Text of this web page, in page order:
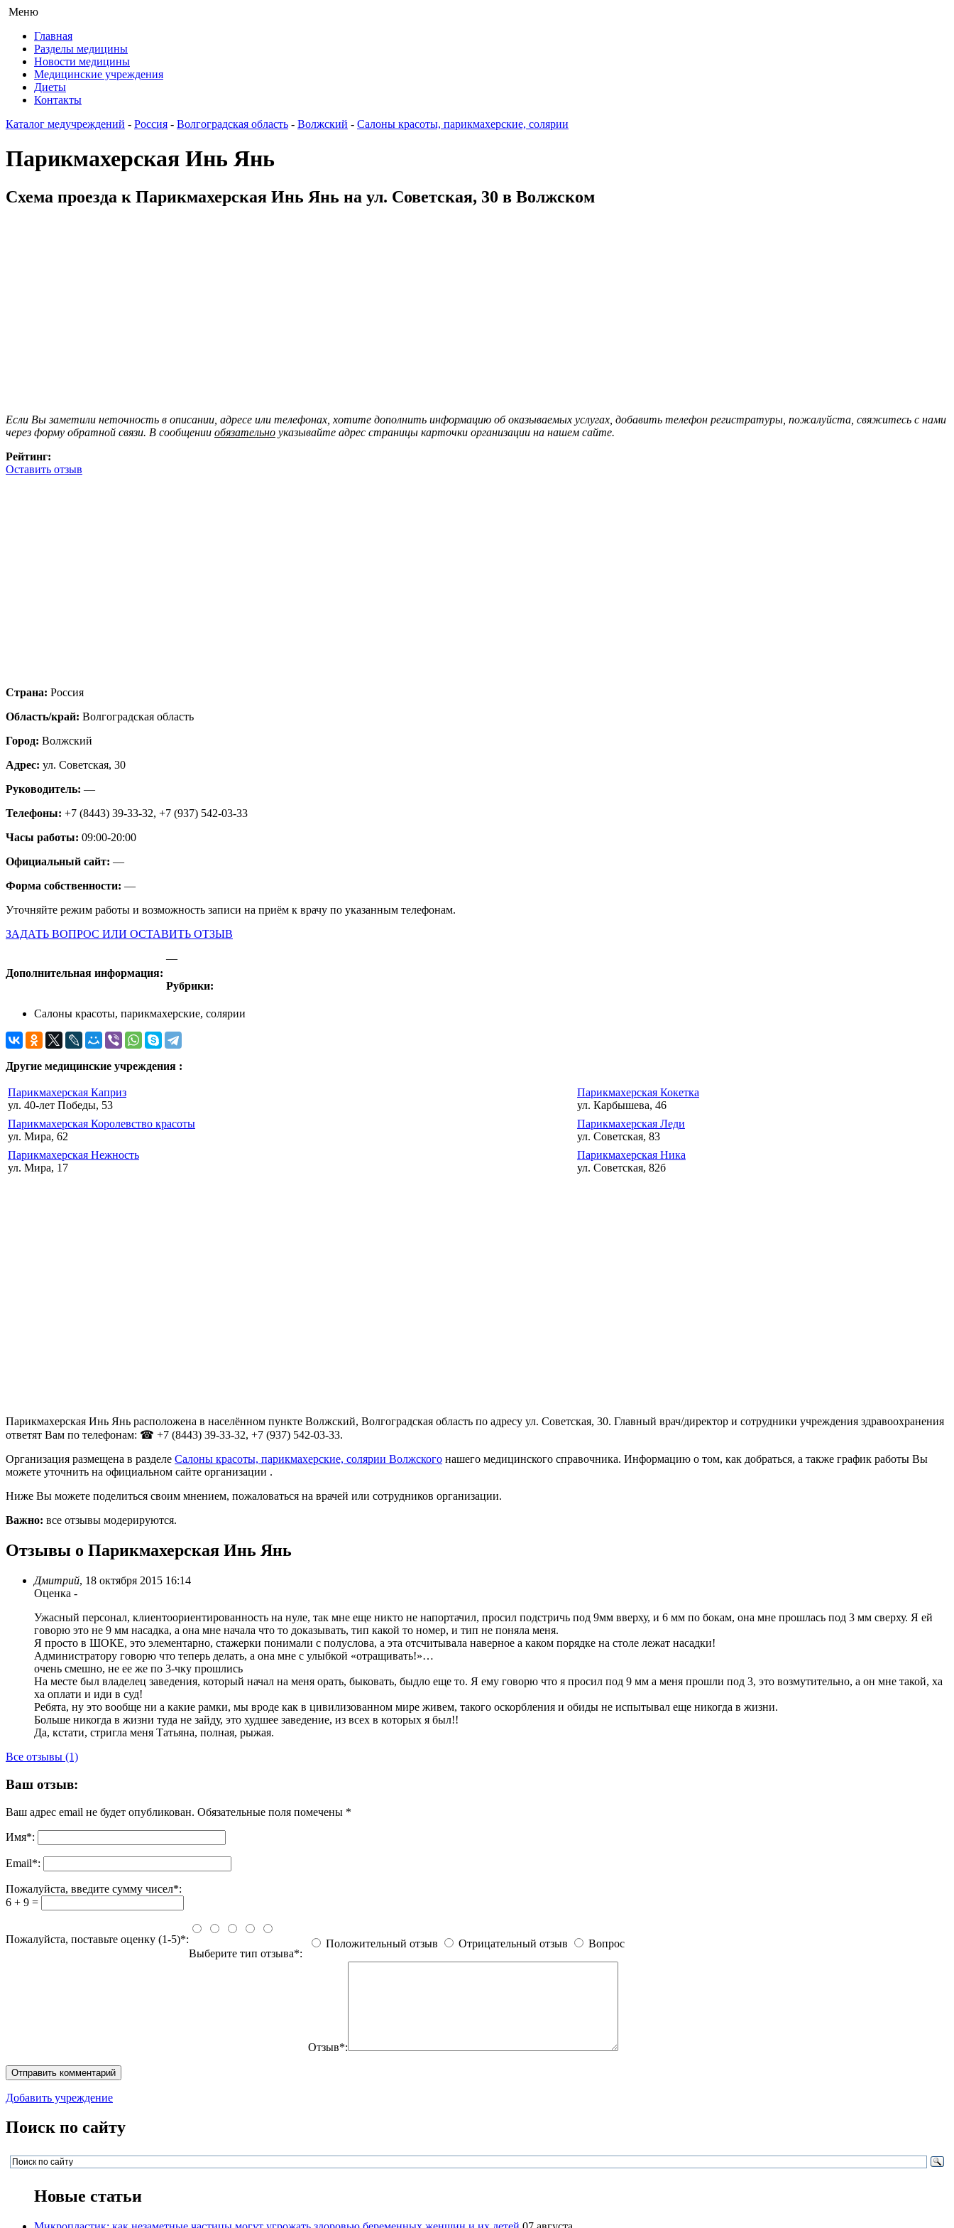
Меню
Главная
Разделы медицины
Новости медицины
Медицинские учреждения
Диеты
Контакты
Каталог медучреждений - Россия - Волгоградская область - Волжский - Салоны красоты, парикмахерские, солярии
Парикмахерская Инь Янь
Схема проезда к Парикмахерская Инь Янь на ул. Советская, 30 в Волжском
Если Вы заметили неточность в описании, адресе или телефонах, хотите дополнить информацию об оказываемых услугах, добавить телефон регистратуры, пожалуйста, свяжитесь с нами
через форму обратной связи. В сообщении обязательно указывайте адрес страницы карточки организации на нашем сайте.
Рейтинг:
Оставить отзыв
Страна: Россия
Область/край: Волгоградская область
Город: Волжский
Адрес: ул. Советская, 30
Руководитель: —
Телефоны: +7 (8443) 39-33-32, +7 (937) 542-03-33
Часы работы: 09:00-20:00
Официальный сайт: —
Форма собственности: —
Уточняйте режим работы и возможность записи на приём к врачу по указанным телефонам.
ЗАДАТЬ ВОПРОС ИЛИ ОСТАВИТЬ ОТЗЫВ
Дополнительная информация:
—
Рубрики:
Салоны красоты, парикмахерские, солярии
Другие медицинские учреждения :
Парикмахерская Каприз
ул. 40-лет Победы, 53
Парикмахерская Кокетка
ул. Карбышева, 46
Парикмахерская Королевство красоты
ул. Мира, 62
Парикмахерская Леди
ул. Советская, 83
Парикмахерская Нежность
ул. Мира, 17
Парикмахерская Ника
ул. Советская, 82б
Парикмахерская Инь Янь расположена в населённом пункте Волжский, Волгоградская область по адресу ул. Советская, 30. Главный врач/директор и сотрудники учреждения здравоохранения
ответят Вам по телефонам: ☎ +7 (8443) 39-33-32, +7 (937) 542-03-33.
Организация размещена в разделе Салоны красоты, парикмахерские, солярии Волжского нашего медицинского справочника. Информацию о том, как добраться, а также график работы Вы
можете уточнить на официальном сайте организации .
Ниже Вы можете поделиться своим мнением, пожаловаться на врачей или сотрудников организации.
Важно: все отзывы модерируются.
Отзывы о Парикмахерская Инь Янь
Дмитрий, 18 октября 2015 16:14
Оценка -
Ужасный персонал, клиентоориентированность на нуле, так мне еще никто не напортачил, просил подстричь под 9мм вверху, и 6 мм по бокам, она мне прошлась под 3 мм сверху. Я ей
говорю это не 9 мм насадка, а она мне начала что то доказывать, тип какой то номер, и тип не поняла меня.
Я просто в ШОКЕ, это элементарно, стажерки понимали с полуслова, а эта отсчитывала наверное а каком порядке на столе лежат насадки!
Администратору говорю что теперь делать, а она мне с улыбкой «отращивать!»…
очень смешно, не ее же по 3-чку прошлись
На месте был владелец заведения, который начал на меня орать, быковать, быдло еще то. Я ему говорю что я просил под 9 мм а меня прошли под 3, это возмутительно, а он мне такой, ха
ха оплати и иди в суд!
Ребята, ну это вообще ни а какие рамки, мы вроде как в цивилизованном мире живем, такого оскорбления и обиды не испытывал еще никогда в жизни.
Больше никогда в жизни туда не зайду, это худшее заведение, из всех в которых я был!!
Да, кстати, стригла меня Татьяна, полная, рыжая.
Все отзывы (1)
Ваш отзыв:
Ваш адрес email не будет опубликован. Обязательные поля помечены *
Имя*:
Email*:
Пожалуйста, введите сумму чисел*:
6 + 9 =
Пожалуйста, поставьте оценку (1-5)*:
Выберите тип отзыва*:
Положительный отзыв Отрицательный отзыв Вопрос
Отзыв*:
Добавить учреждение
Поиск по сайту
Новые статьи